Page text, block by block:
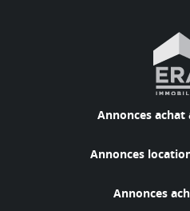
Annonces
Annonces
Annonces